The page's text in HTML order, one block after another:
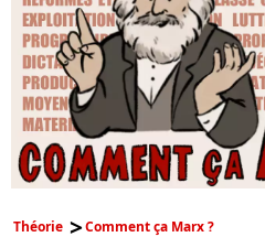
Théorie Comment ça Marx ?